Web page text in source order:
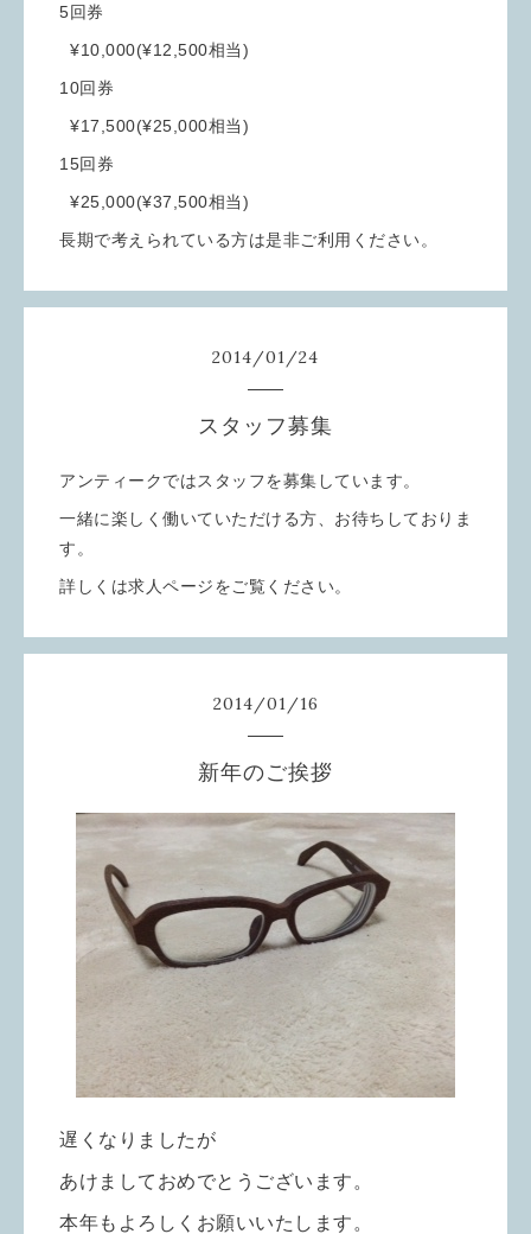
5回券
¥10,000(¥12,500相当)
10回券
¥17,500(¥25,000相当)
15回券
¥25,000(¥37,500相当)
長期で考えられている方は是非ご利用ください。
2014 /01 /24
スタッフ募集
アンティークではスタッフを募集しています。
一緒に楽しく働いていただける方、お待ちしておりま
す。
詳しくは求人ページをご覧ください。
2014 /01 /16
新年のご挨拶
遅くなりましたが
あけましておめでとうございます。
本年もよろしくお願いいたします。